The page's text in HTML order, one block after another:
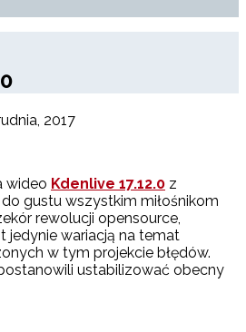
2017
wideo Kdenlive 17.12.0 z
gustu wszystkim miłośnikom
rewolucji opensource,
jedynie wariacją na temat
w tym projekcie błędów.
ustabilizować obecny